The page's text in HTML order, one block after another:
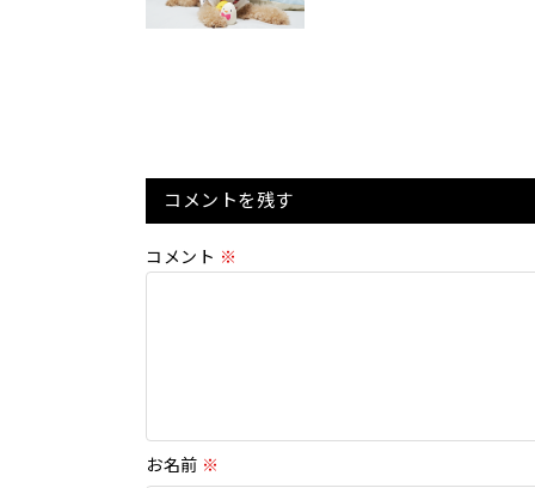
コメントを残す
コメント ※
お名前 ※